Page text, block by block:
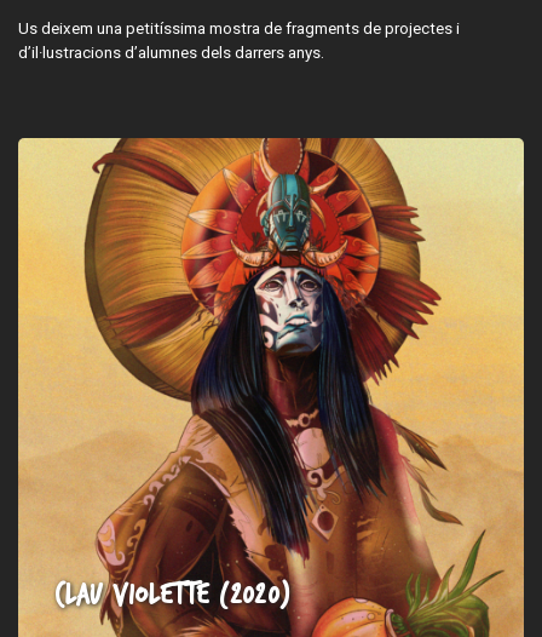
Us deixem una petitíssima mostra de fragments de projectes i
d’il·lustracions d’alumnes dels darrers anys.
Clau Violette (2020)